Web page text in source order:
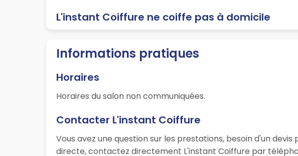
L'instant Coiffure ne coiffe pas à domicile
Informations pratiques
Horaires
Horaires du salon non communiquées.
Contacter L'instant Coiffure
Vous avez une question sur les prestations, besoin d'un
directe, contactez directement L'instant Coiffure par